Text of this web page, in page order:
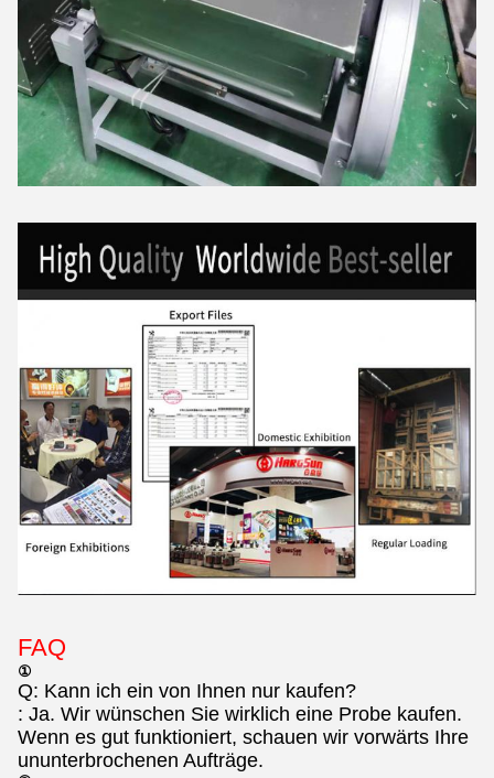
FAQ
①
Q: Kann ich ein von Ihnen nur kaufen?
: Ja. Wir wünschen Sie wirklich eine Probe kaufen.
Wenn es gut funktioniert, schauen wir vorwärts Ihre
ununterbrochenen Aufträge.